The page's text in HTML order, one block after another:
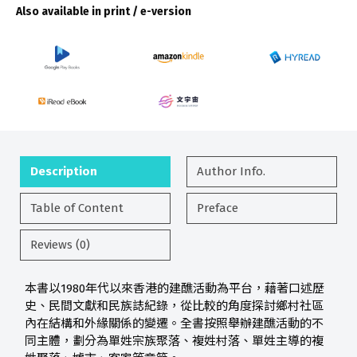
Also available in print / e-version
Description Author Info.
Table of Content Preface
Reviews (0)
本書以1980年代以來香港的建醮活動為平台，藉著口述歷
史、民間文獻和民族誌紀錄，從比較的角度探討鄉村社區
內在結構和外緣關係的變遷。全書按照舉辦建醮活動的不
同主體，劃分為單姓宗族聚落、複姓村落、單姓主導的複